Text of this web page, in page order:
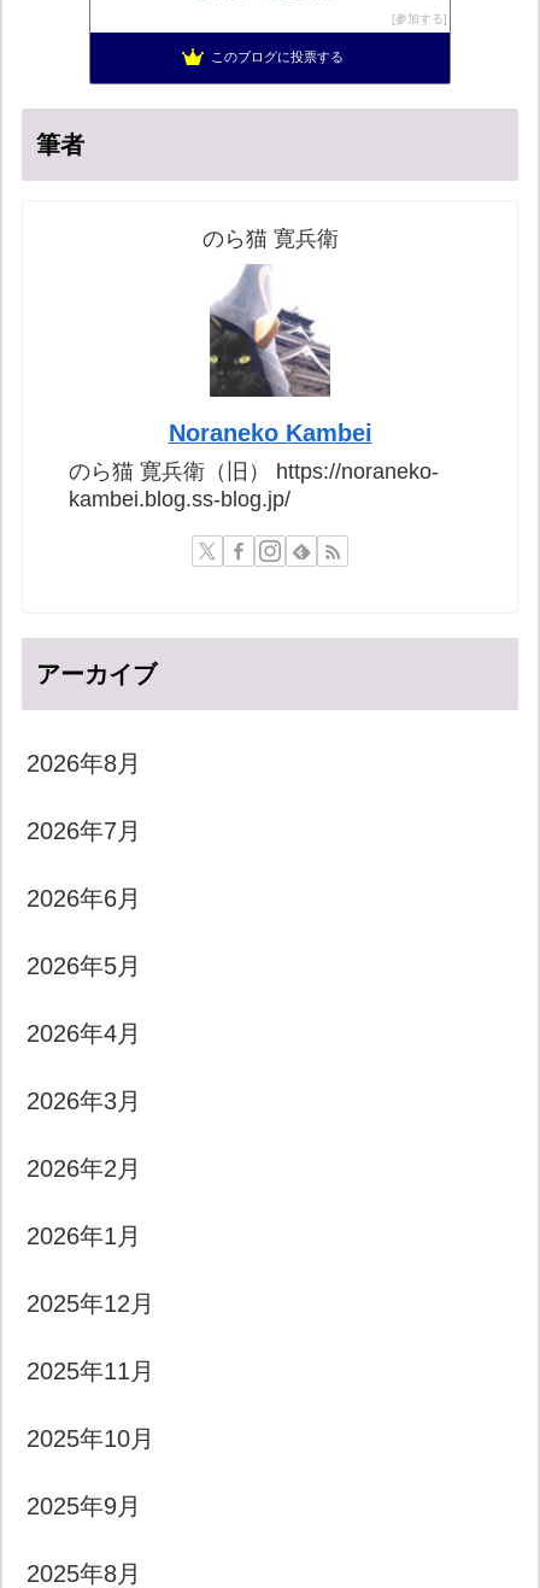
真のジャーナリズムがここにある！
参加する
このブログに投票する
筆者
のら猫 寛兵衛
Noraneko Kambei
のら猫 寛兵衛（旧） https://noraneko-
kambei.blog.ss-blog.jp/
アーカイブ
2026年8月
2026年7月
2026年6月
2026年5月
2026年4月
2026年3月
2026年2月
2026年1月
2025年12月
2025年11月
2025年10月
2025年9月
2025年8月